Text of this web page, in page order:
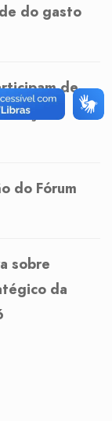
do gasto
de
no
do Fórum
sobre
da